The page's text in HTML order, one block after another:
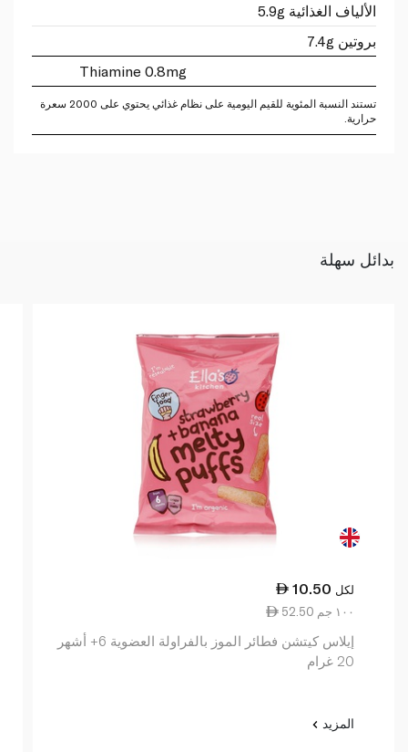
الألياف الغذائية 5.9g
بروتين 7.4g
Thiamine 0.8mg
تستند النسبة المئوية للقيم اليومية على نظام غذائي يحتوي على 2000 سعرة
حرارية.
بدائل سهلة
10.50 لكل
52.50 ١٠٠ جم
إيلاس كيتشن فطائر الموز بالفراولة العضوية 6+ أشهر
20 غرام
المزيد